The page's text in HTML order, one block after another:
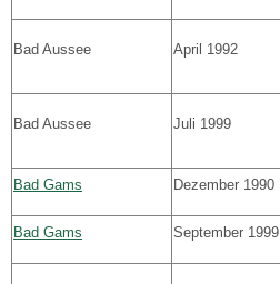
Bad Aussee April 1992
Bad Aussee Juli 1999
Bad Gams Dezember 1990
Bad Gams September 1999